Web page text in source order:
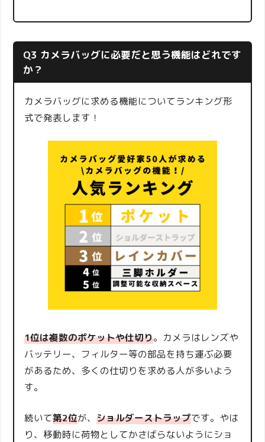
Q3 カメラバッグに必要だと思う機能はどれです
か？
カメラバッグに求める機能についてランキング形
式で発表します！
1位は複数のポケットや仕切り。カメラはレンズや
バッテリー、フィルター等の部品を持ち運ぶ必要
があるため、多くの仕切りを求める人が多いよう
す。
続いて第2位が、ショルダーストラップです。やは
り、移動時に荷物としてかさばらないようにショ